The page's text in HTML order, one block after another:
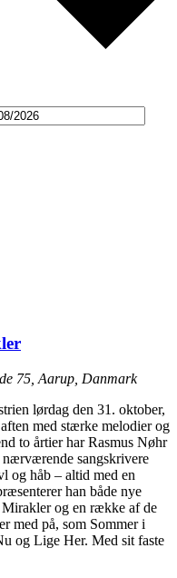
75, Aarup, Danmark
lørdag den 31. oktober,
med stærke melodier og
to årtier har Rasmus Nøhr
nærværende sangskrivere
og håb – altid med en
han både nye
og en række af de
med på, som Sommer i
og Lige Her. Med sit faste